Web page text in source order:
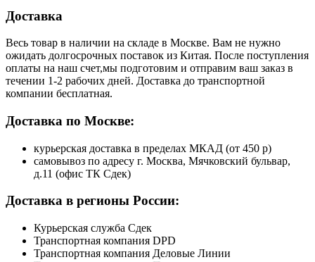
Доставка
Весь товар в наличии на складе в Москве. Вам не нужно
ожидать долгосрочных поставок из Китая. После поступления
оплаты на наш счет,мы подготовим и отправим ваш заказ в
течении 1-2 рабочих дней. Доставка до транспортной
компании бесплатная.
Доставка по Москве:
курьерская доставка в пределах МКАД (от 450 р)
самовывоз по адресу г. Москва, Мячковский бульвар,
д.11 (офис ТК Сдек)
Доставка в регионы России:
Курьерская служба Сдек
Транспортная компания DPD
Транспортная компания Деловые Линии